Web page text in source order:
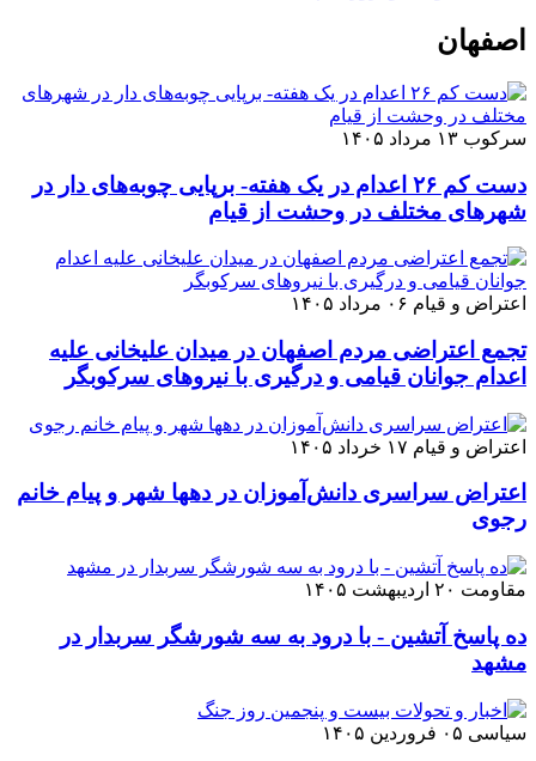
اصفهان
سرکوب ۱۳ مرداد ۱۴۰۵
دست کم ۲۶ اعدام در یک هفته- برپایی چوبه‌های دار در
شهرهای مختلف در وحشت از قیام
اعتراض و قیام ۰۶ مرداد ۱۴۰۵
تجمع اعتراضی مردم اصفهان در میدان علیخانی علیه
اعدام جوانان قیامی و درگیری با نیروهای سرکوبگر
اعتراض و قیام ۱۷ خرداد ۱۴۰۵
اعتراض سراسری دانش‌آموزان در دهها شهر و پیام خانم
رجوی
مقاومت ۲۰ اردیبهشت ۱۴۰۵
ده پاسخ آتشین - با درود به سه شورشگر سربدار در
مشهد
سیاسی ۰۵ فروردین ۱۴۰۵